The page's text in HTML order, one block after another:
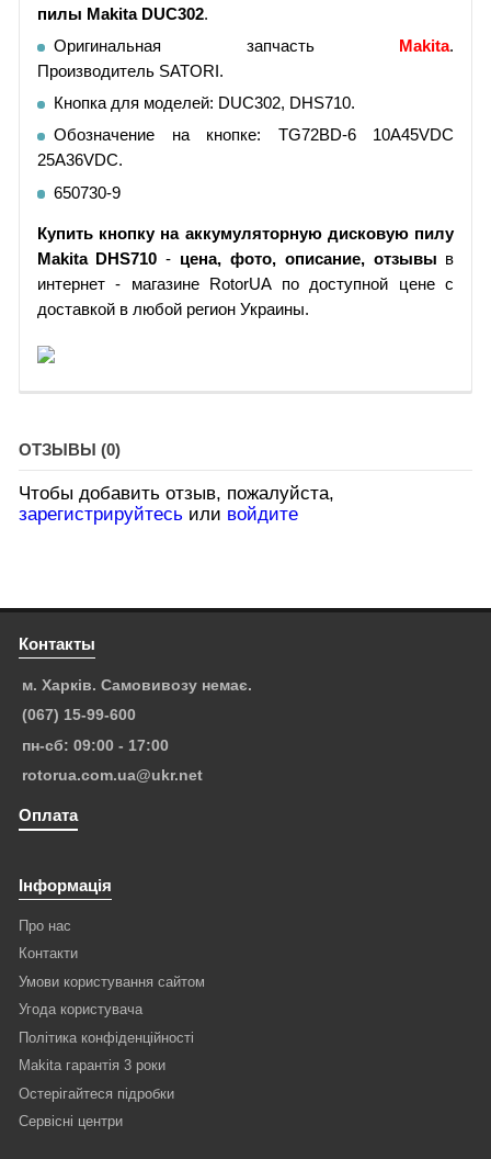
пилы Makita DUC302.
Оригинальная запчасть Makita.
Производитель SATORI.
Кнопка для моделей: DUC302, DHS710.
Обозначение на кнопке: TG72BD-6 10A45VDC
25A36VDC.
650730-9
Купить кнопку на аккумуляторную дисковую пилу
Makita DHS710 - цена, фото, описание, отзывы в
интернет - магазине RotorUA по доступной цене с
доставкой в любой регион Украины.
ОТЗЫВЫ (0)
Чтобы добавить отзыв, пожалуйста,
зарегистрируйтесьили войдите
Контакты
м. Харків. Самовивозу немає.
(067) 15-99-600
пн-сб: 09:00 - 17:00
rotorua.com.ua@ukr.net
Оплата
Інформація
Про нас
Контакти
Умови користування сайтом
Угода користувача
Політика конфіденційності
Makita гарантія 3 роки
Остерігайтеся підробки
Сервісні центри